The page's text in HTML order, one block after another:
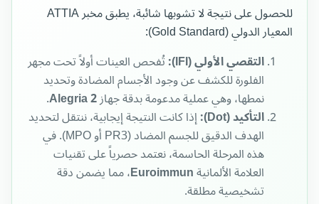
للحصول على نتيجة لا تشوبها شائبة، يطبق مخبر ATTIA
المعيار الدولي (Gold Standard):
التقصي الأولي (IFI):
تُفحص العينات أولاً تحت مجهر
الفلورة للكشف عن وجود الأجسام المضادة وتحديد
نمطها، وهي عملية مدعومة بدقة جهازAlegria 2
.
التأكيد (Dot): إذا كانت النتيجة إيجابية، ننتقل لتحديد
الهدف الدقيق للجسم المضاد (PR3 أو MPO). في
هذه المرحلة الحاسمة، نعتمد حصرياً على تقنيات
العلامة الألمانيةEuroimmun، مما يضمن دقة
تشخيصية مطلقة.